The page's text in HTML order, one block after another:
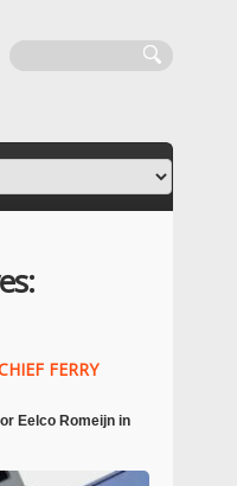
FERRY
Eelco Romeijn in